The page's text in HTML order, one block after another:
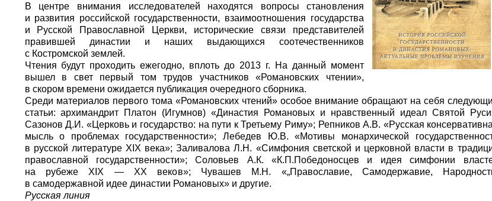
В центре внимания исследователей находятся вопросы становления
и развития российской государственности, взаимоотношения государства
и Русской Православной Церкви, исторические связи представителей
правившей династии и наших выдающихся соотечественников
с Костромской землей.
Чтения будут проходить ежегодно, вплоть до 2013 г. На данный момент
вышел в свет первый том трудов участников «Романовских чтении»,
в скором времени ожидается публикация очередного сборника.
Среди материалов первого тома «Романовских чтений» особое внимание обращают на себя
статьи: архимандрит Платон (Игумнов) «Династия Романовых и нравственный идеал Святой
Сазонов Д.И. «Церковь и государство: на пути к Третьему Риму»; Репников А.В. «Русская
мысль о проблемах государственности»; Лебедев Ю.В. «Мотивы монархической
в русской литературе XIX века»; Заливалова Л.Н. «Симфония светской и церковной власти в
православной государственности»; Соловьев А.К. «К.П.Победоносцев и идея симфонии
на рубеже XIX — XX веков»; Чувашев М.Н. «„Православие, Самодержавие,
в самодержавной идее династии Романовых» и другие.
Русская линия